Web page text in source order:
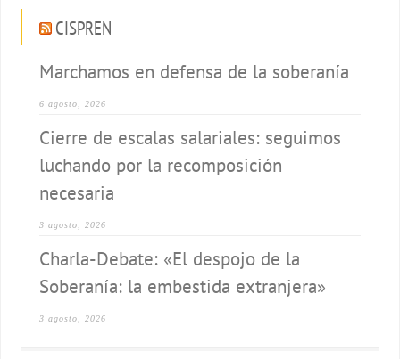
CISPREN
Marchamos en defensa de la soberanía
6 agosto, 2026
Cierre de escalas salariales: seguimos
luchando por la recomposición
necesaria
3 agosto, 2026
Charla-Debate: «El despojo de la
Soberanía: la embestida extranjera»
3 agosto, 2026